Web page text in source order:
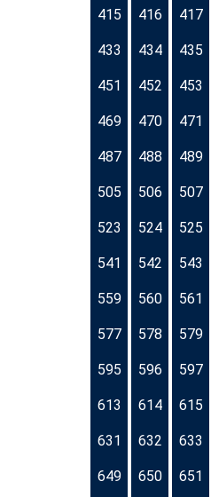
415 416 417
433 434 435
451 452 453
469 470 471
487 488 489
505 506 507
523 524 525
541 542 543
559 560 561
577 578 579
595 596 597
613 614 615
631 632 633
649 650 651